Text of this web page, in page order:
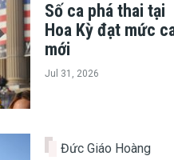
Số ca phá thai tại
Hoa Kỳ đạt mức
mới
Jul 31, 2026
Đức Giáo Hoàng